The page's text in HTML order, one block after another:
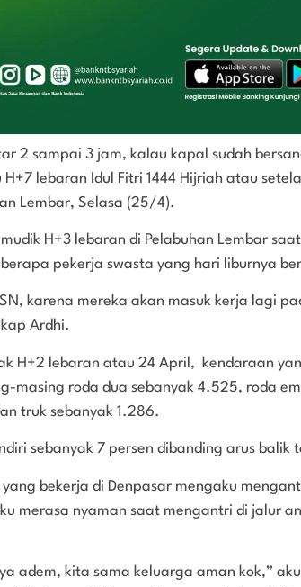
2 sampai 3 jam, kalau kapal sudah
lebaran Idul Fitri 1444 Hijriah atau
Lembar, Selasa (25/4).
H+3 lebaran di Pelabuhan Lembar
pekerja swasta yang hari liburnya
karena mereka akan masuk kerja lagi
Ardhi.
H+2 lebaran atau 24 April, kendaraan
masing roda dua sebanyak 4.525, roda
truk sebanyak 1.286.
sebanyak 7 persen dibanding arus balik
yang bekerja di Denpasar mengaku
merasa nyaman saat mengantri di jalur
adem, kita sama keluarga aman kok,”